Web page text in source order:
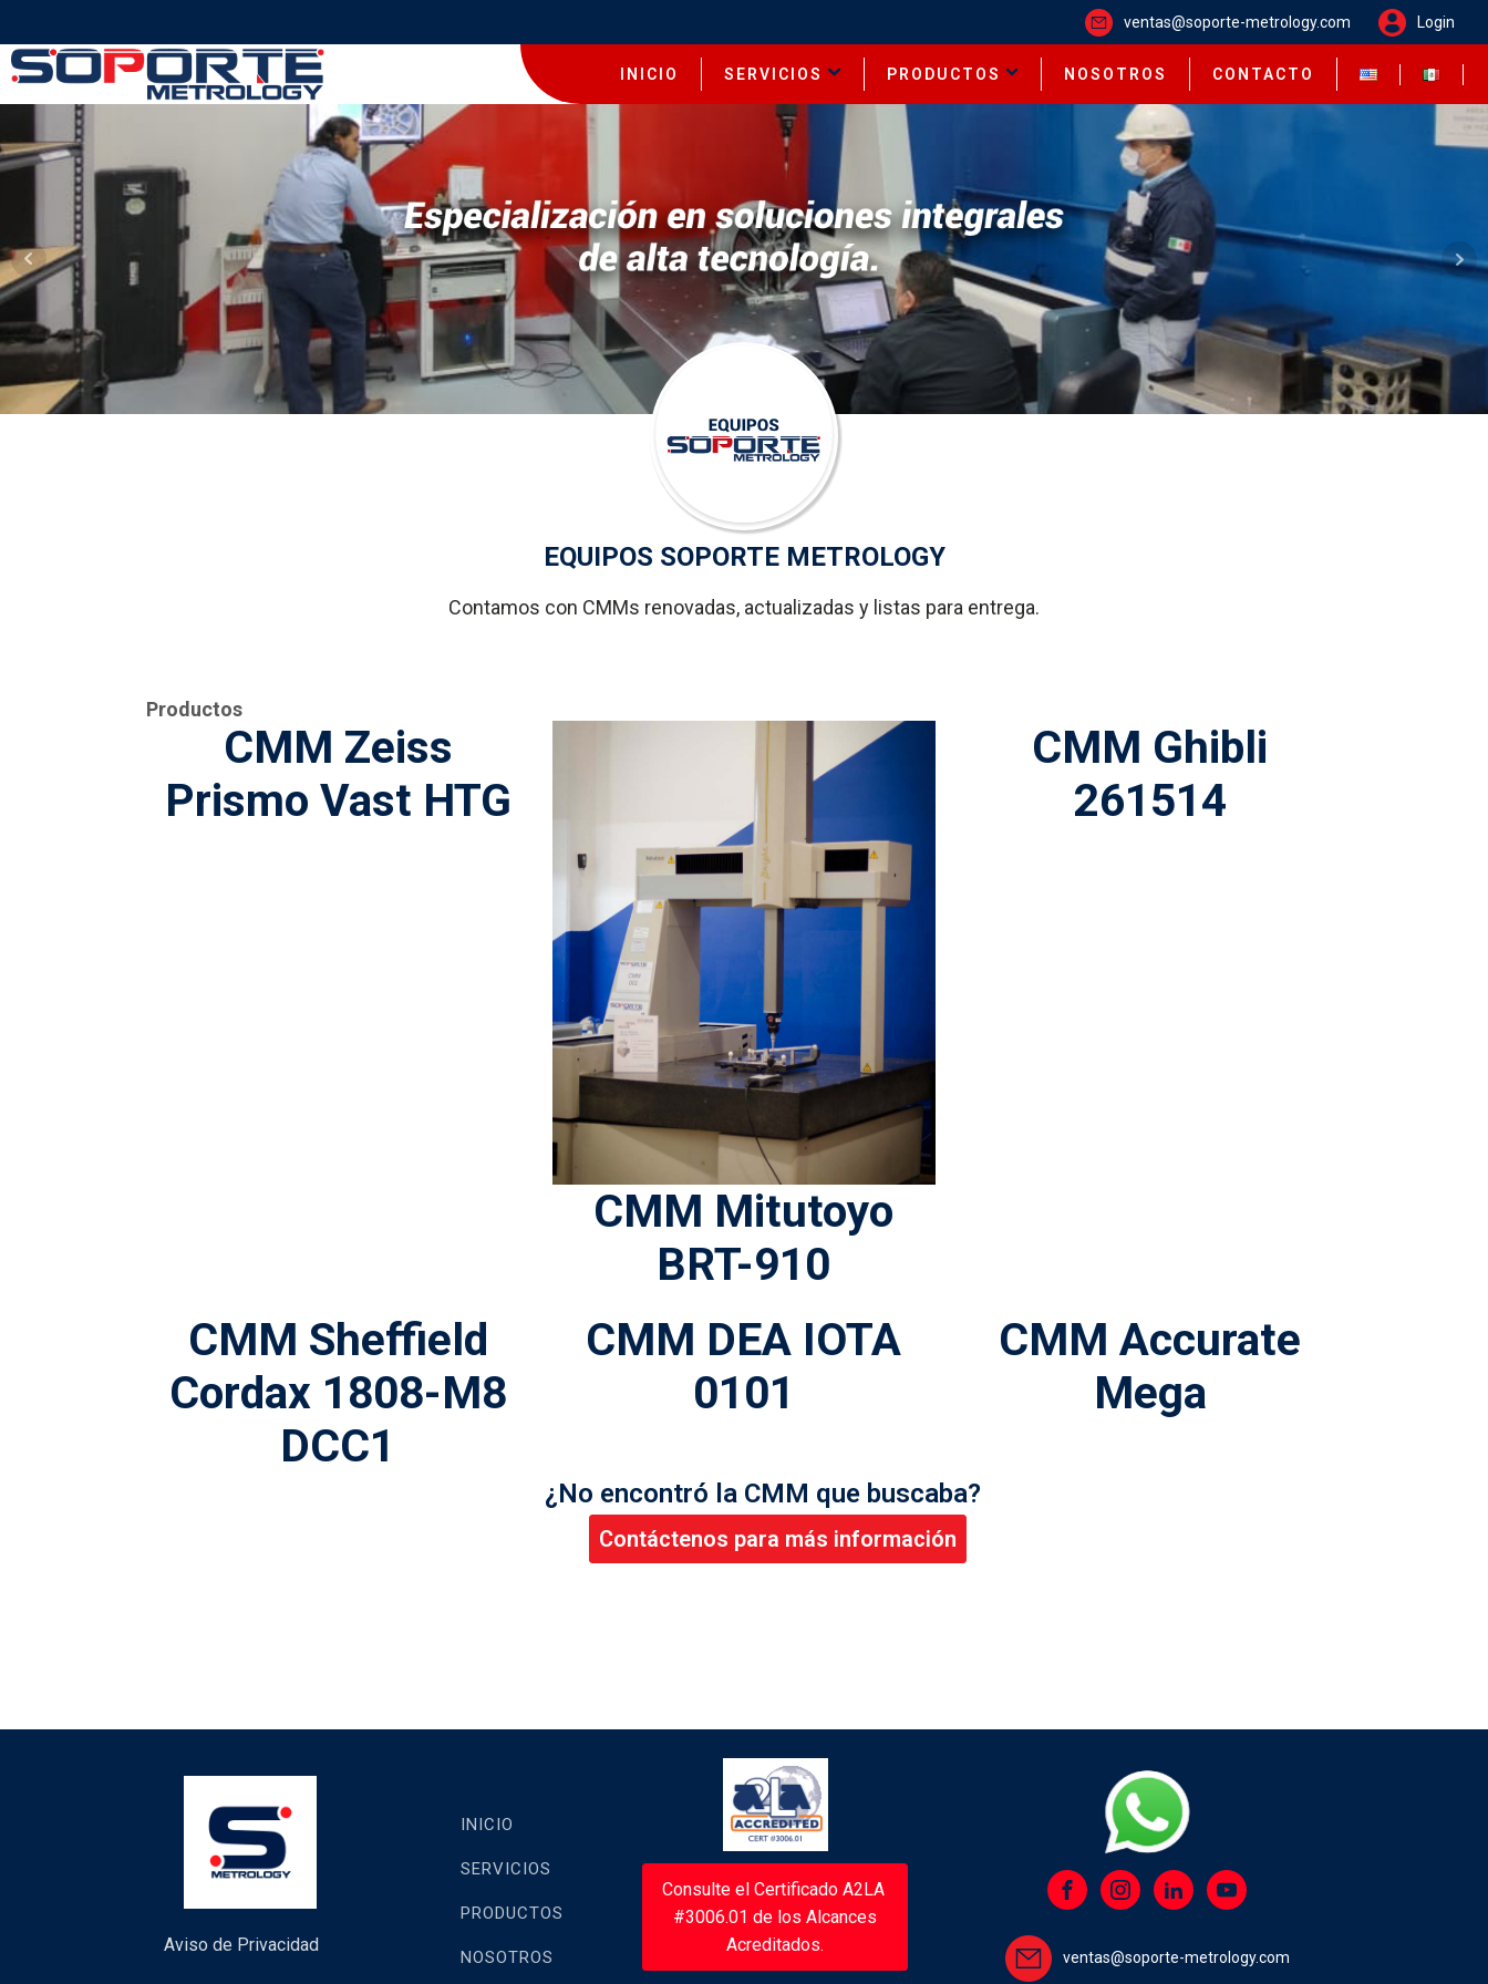
ventas@soporte-metrology.com Login
INICIO SERVICIOS PRODUCTOS NOSOTROS CONTACTO
EQUIPOS SOPORTE METROLOGY
Contamos con CMMs renovadas, actualizadas y listas para entrega.
Productos
CMM Zeiss
Prismo Vast HTG
CMM Mitutoyo
BRT-910
CMM Ghibli
261514
CMM Sheffield
Cordax 1808-M8
DCC1
CMM DEA IOTA
0101
CMM Accurate
Mega
¿No encontró la CMM que buscaba?
Contáctenos para más información
Aviso de Privacidad
INICIO
SERVICIOS
PRODUCTOS
NOSOTROS
Consulte el Certificado A2LA
#3006.01 de los Alcances
Acreditados.
ventas@soporte-metrology.com